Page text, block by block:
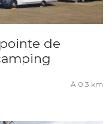
de
À 0.3 km